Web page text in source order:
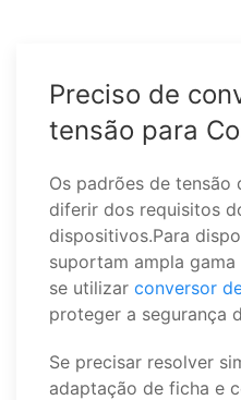
Preciso de
tensão para
Os padrões de tensão
diferir dos requisitos
dispositivos.Para
suportam ampla
se utilizar conversor
proteger a segurança
Se precisar resolver
adaptação de ficha e